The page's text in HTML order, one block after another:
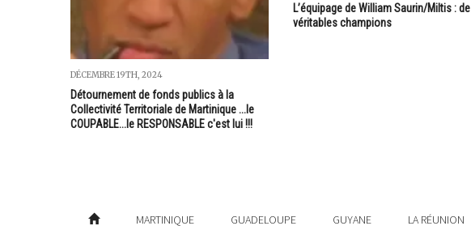
DÉCEMBRE 19TH, 2024
Détournement de fonds publics à la
Collectivité Territoriale de Martinique ...le
COUPABLE...le RESPONSABLE c'est lui !!!
L’équipage de William Saurin/Miltis : de
véritables champions
MARTINIQUE GUADELOUPE GUYANE LA RÉUNION